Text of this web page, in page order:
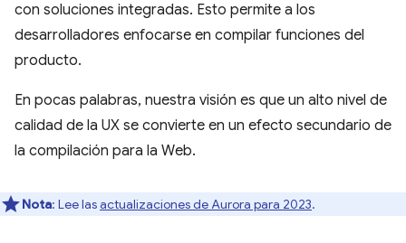
con soluciones integradas. Esto permite a los
desarrolladores enfocarse en compilar funciones del
producto.
En pocas palabras, nuestra visión es que un alto nivel de
calidad de la UX se convierte en un efecto secundario de
la compilación para la Web.
Nota: Lee lasactualizaciones de Aurora para 2023.